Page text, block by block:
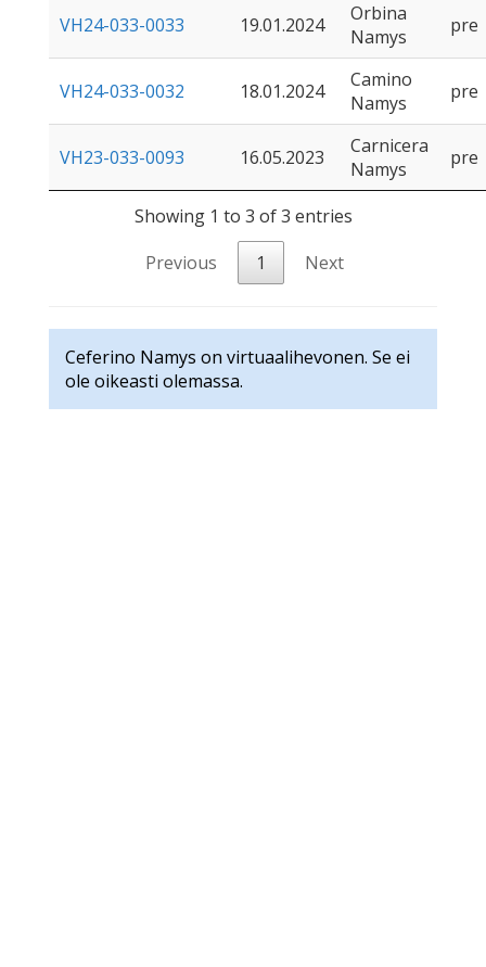
VH24-033-0033 19.01.2024
Orbina
Namys
pre
VH24-033-0032 18.01.2024
Camino
Namys
pre
VH23-033-0093 16.05.2023
Carnicera
Namys
pre
Showing 1 to 3 of 3 entries
Previous
1 Next
Ceferino Namys on virtuaalihevonen. Se ei
ole oikeasti olemassa.